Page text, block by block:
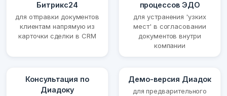
Битрикс24
для отправки документов
клиентам напрямую из
карточки сделки в CRM
процессов ЭДО
для устранения 'узких
мест' в согласовании
документов внутри
компании
Консультация по
Диадоку
Демо-версия Диадок
для предварительного